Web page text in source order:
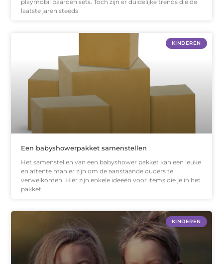
playmobil paarden sets. Toch zijn er duidelijke trends die de
laatste jaren steeds
KINDEREN
Een babyshowerpakket samenstellen
Het samenstellen van een babyshower pakket kan een leuke
en attente manier zijn om de aanstaande ouders te
verwelkomen. Hier zijn enkele ideeën voor items die je in het
pakket
KINDEREN